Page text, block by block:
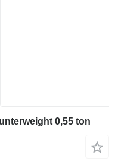
0,55 ton